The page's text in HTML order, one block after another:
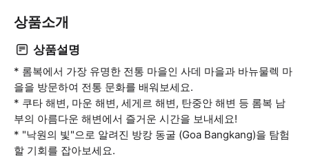
상품소개
상품설명
* 롬복에서 가장 유명한 전통 마을인 사데 마을과 바뉴물렉 마
을을 방문하여 전통 문화를 배워보세요.
* 쿠타 해변, 마운 해변, 세게르 해변, 탄중안 해변 등 롬복 남
부의 아름다운 해변에서 즐거운 시간을 보내세요!
* "낙원의 빛"으로 알려진 방캉 동굴 (Goa Bangkang)을 탐험
할 기회를 잡아보세요.